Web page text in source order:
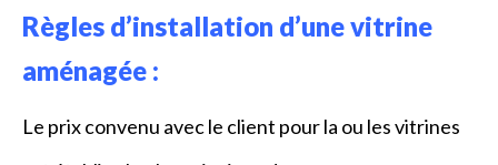
CONSEILS & PRESTATIONS
REALISATIONS
Règles d’installation d’une vitrine
aménagée :
Le prix convenu avec le client pour la ou les vitrines